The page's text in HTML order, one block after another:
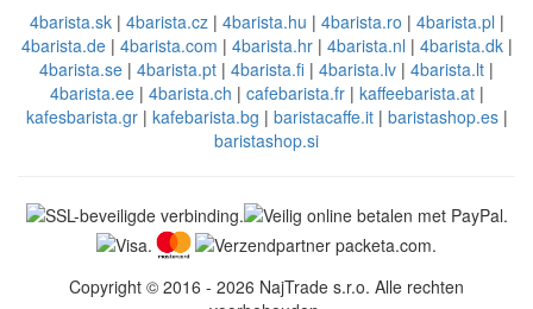
4barista.sk| 4barista.cz| 4barista.hu | 4barista.ro | 4barista.pl |
4barista.de| 4barista.com | 4barista.hr| 4barista.nl | 4barista.dk|
4barista.se | 4barista.pt | 4barista.fi | 4barista.lv | 4barista.lt |
4barista.ee| 4barista.ch | cafebarista.fr| kaffeebarista.at|
kafesbarista.gr| kafebarista.bg | baristacaffe.it| baristashop.es|
baristashop.si
Copyright © 2016 - 2026 NajTrade s.r.o. Alle rechten